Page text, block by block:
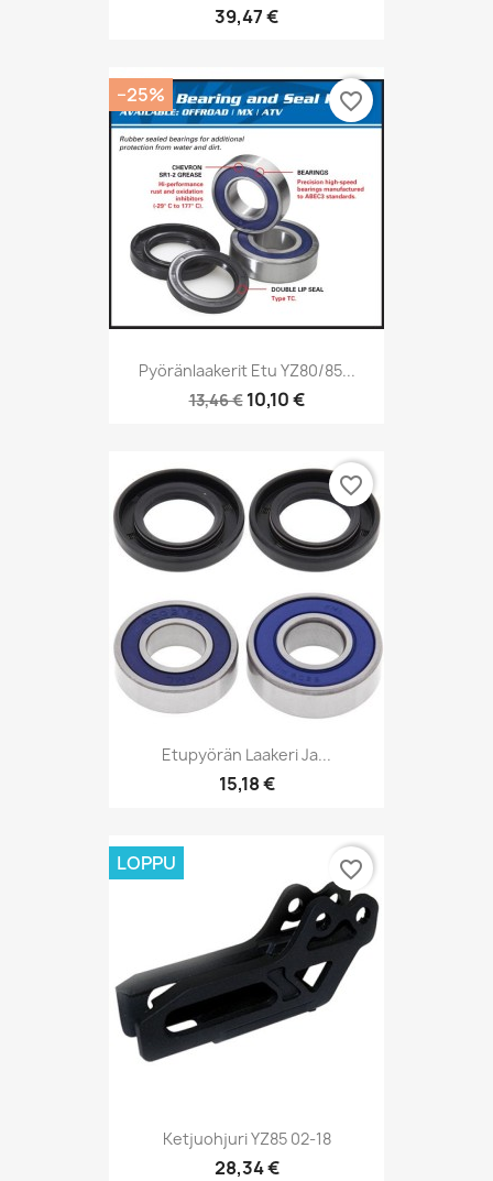
39,47 €
Pyöränlaakerit Etu YZ80/85...
13,46 € 10,10 €
−25% favorite_border
Etupyörän Laakeri Ja...
15,18 €
favorite_border
Ketjuohjuri YZ85 02-18
28,34 €
LOPPU favorite_border